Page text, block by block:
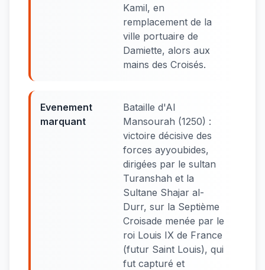
Kamil, en
remplacement de la
ville portuaire de
Damiette, alors aux
mains des Croisés.
Evenement
marquant
Bataille d'Al
Mansourah (1250) :
victoire décisive des
forces ayyoubides,
dirigées par le sultan
Turanshah et la
Sultane Shajar al-
Durr, sur la Septième
Croisade menée par le
roi Louis IX de France
(futur Saint Louis), qui
fut capturé et